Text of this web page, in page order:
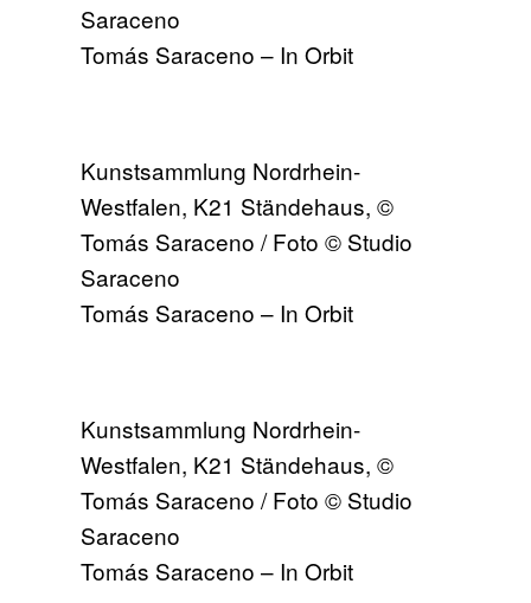
Saraceno
Tomás Saraceno – In Orbit
Kunstsammlung Nordrhein-
Westfalen, K21 Ständehaus, ©
Tomás Saraceno / Foto © Studio
Saraceno
Tomás Saraceno – In Orbit
Kunstsammlung Nordrhein-
Westfalen, K21 Ständehaus, ©
Tomás Saraceno / Foto © Studio
Saraceno
Tomás Saraceno – In Orbit